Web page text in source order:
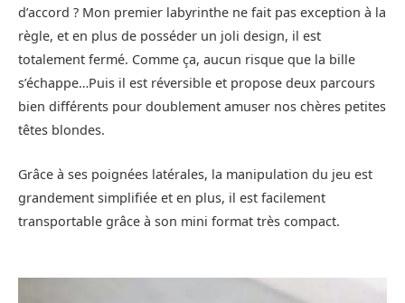
d’accord ? Mon premier labyrinthe ne fait pas exception à la
règle, et en plus de posséder un joli design, il est
totalement fermé. Comme ça, aucun risque que la bille
s’échappe…Puis il est réversible et propose deux parcours
bien différents pour doublement amuser nos chères petites
têtes blondes.
Grâce à ses poignées latérales, la manipulation du jeu est
grandement simplifiée et en plus, il est facilement
transportable grâce à son mini format très compact.